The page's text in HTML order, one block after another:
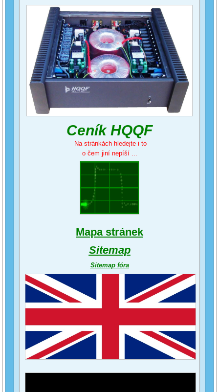
Ceník HQQF
Na stránkách hledejte i to
o čem jiní nepíší ...
Mapa stránek
Sitemap
Sitemap fóra